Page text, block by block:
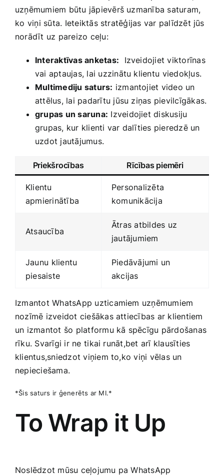
uzņēmumiem būtu jāpievērš uzmanība saturam,
⁢ko viņi sūta. Ieteiktās stratēģijas var palīdzēt jūs
norādīt uz pareizo ceļu:
Interaktīvas anketas: ​ Izveidojiet viktorīnas
vai aptaujas, lai uzzinātu klientu ⁣viedokļus.
Multimediju saturs: ‌izmantojiet video un
attēlus, lai ‌padarītu jūsu ziņas pievilcīgākas.
grupas un saruna: Izveidojiet‌ diskusiju
grupas, kur klienti var dalīties pieredzē un
uzdot jautājumus.
Priekšrocības Rīcības piemēri
Klientu⁣
apmierinātība
Personalizēta
komunikācija
Atsaucība
Ātras atbildes uz
jautājumiem
Jaunu ⁤klientu
piesaiste
Piedāvājumi un
akcijas
Izmantot WhatsApp uzticamiem‍ uzņēmumiem
nozīmē izveidot ciešākas attiecības ar klientiem
un izmantot šo platformu kā spēcīgu pārdošanas⁤
rīku. Svarīgi ir ne⁣ tikai runāt,bet arī klausīties
klientus,sniedzot viņiem to,ko viņi vēlas un
nepieciešama.
*Šis saturs ir ģenerēts ar MI.*
To⁤ Wrap it ⁤Up
Noslēdzot ​mūsu ceļojumu​ pa‍ WhatsApp